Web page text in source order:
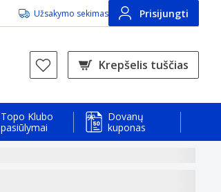
Užsakymo sekimas Prisijungti
Krepšelis tuščias
Topo Klubo
pasiūlymai
Dovanų
kuponas